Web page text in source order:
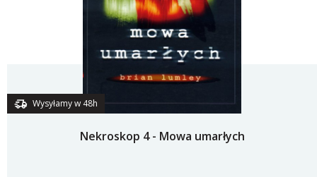
Wysyłamy w 48h
Nekroskop 4 - Mowa umarłych